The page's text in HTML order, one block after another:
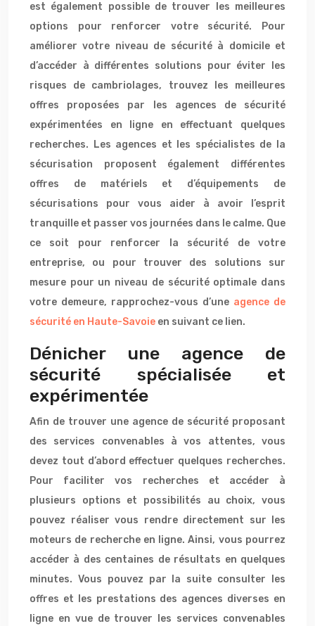
est également possible de trouver les meilleures
options pour renforcer votre sécurité. Pour
améliorer votre niveau de sécurité à domicile et
d’accéder à différentes solutions pour éviter les
risques de cambriolages, trouvez les meilleures
offres proposées par les agences de sécurité
expérimentées en ligne en effectuant quelques
recherches. Les agences et les spécialistes de la
sécurisation proposent également différentes
offres de matériels et d’équipements de
sécurisations pour vous aider à avoir l’esprit
tranquille et passer vos journées dans le calme. Que
ce soit pour renforcer la sécurité de votre
entreprise, ou pour trouver des solutions sur
mesure pour un niveau de sécurité optimale dans
votre demeure, rapprochez-vous d’une agence de
sécurité en Haute-Savoie en suivant ce lien.
Dénicher une agence de
sécurité spécialisée et
expérimentée
Afin de trouver une agence de sécurité proposant
des services convenables à vos attentes, vous
devez tout d’abord effectuer quelques recherches.
Pour faciliter vos recherches et accéder à
plusieurs options et possibilités au choix, vous
pouvez réaliser vous rendre directement sur les
moteurs de recherche en ligne. Ainsi, vous pourrez
accéder à des centaines de résultats en quelques
minutes. Vous pouvez par la suite consulter les
offres et les prestations des agences diverses en
ligne en vue de trouver les services convenables